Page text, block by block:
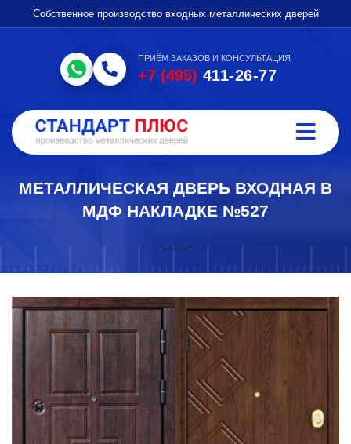
Собственное производство входных металлических дверей
ПРИЁМ ЗАКАЗОВ И КОНСУЛЬТАЦИЯ
+7 (495) 411-26-77
МЕТАЛЛИЧЕСКАЯ ДВЕРЬ ВХОДНАЯ В
МДФ НАКЛАДКЕ №527